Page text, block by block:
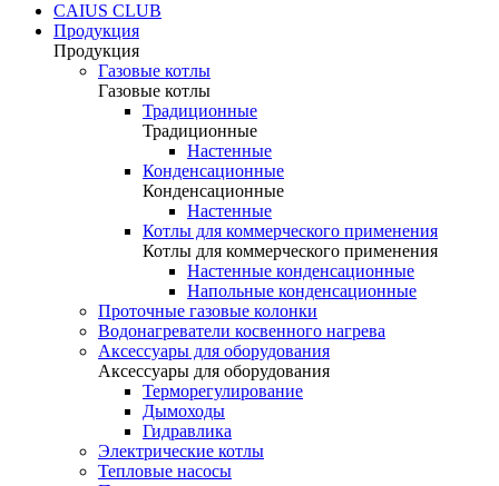
CAIUS CLUB
Продукция
Продукция
Газовые котлы
Газовые котлы
Традиционные
Традиционные
Настенные
Конденсационные
Конденсационные
Настенные
Котлы для коммерческого применения
Котлы для коммерческого применения
Настенные конденсационные
Напольные конденсационные
Проточные газовые колонки
Водонагреватели косвенного нагрева
Аксессуары для оборудования
Аксессуары для оборудования
Терморегулирование
Дымоходы
Гидравлика
Электрические котлы
Тепловые насосы